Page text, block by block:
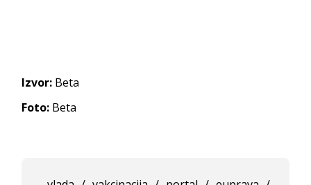
Izvor: Beta
Foto: Beta